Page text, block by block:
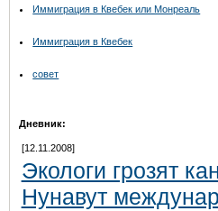
Иммиграция в Квебек или Монреаль
Иммиграция в Квебек
совет
Дневник:
[12.11.2008]
Экологи грозят
Нунавут